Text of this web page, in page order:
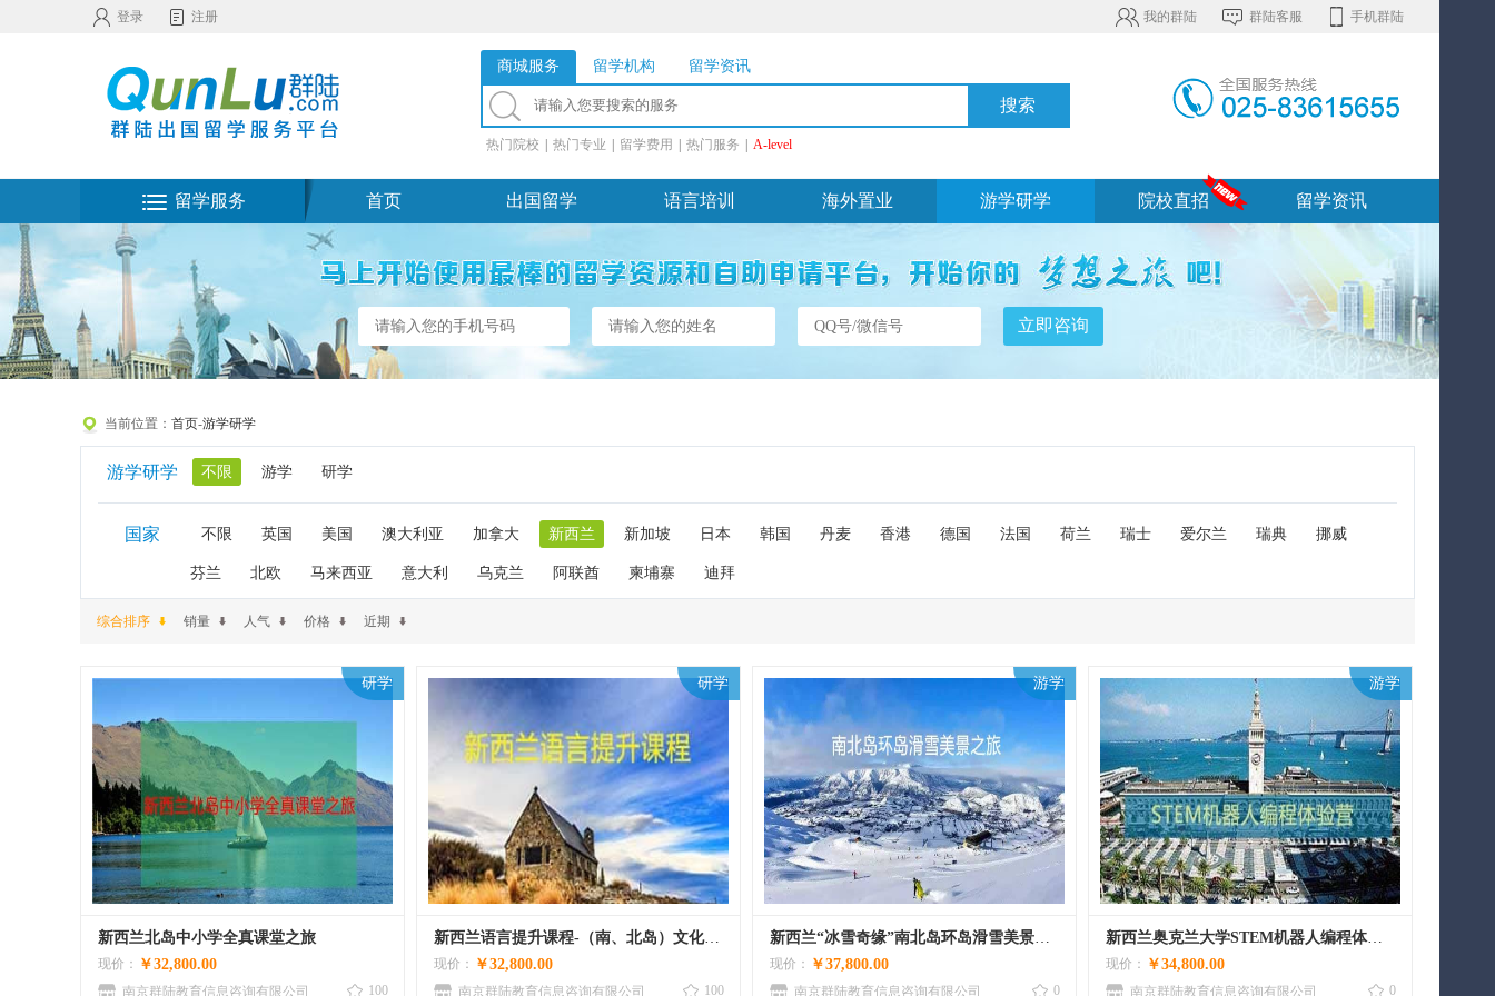
登录 注册 我的群陆 群陆客服 手机群陆
商城服务 留学机构 留学资讯
热门院校 热门专业 留学费用 热门服务 A-level
留学服务 首页 出国留学 语言培训 海外置业 游学研学 院校直招 留学资讯
当前位置： 首页-游学研学
游学研学 不限 游学 研学
国家 不限 英国 美国 澳大利亚 加拿大 新西兰 新加坡 日本 韩国 丹麦 香港 德国 法国 荷兰 瑞士 爱尔兰 瑞典 挪威
芬兰 北欧 马来西亚 意大利 乌克兰 阿联酋 柬埔寨 迪拜
综合排序 销量 人气 价格 近期
研学
新西兰北岛中小学全真课堂之旅
现价： ￥32,800.00
南京群陆教育信息咨询有限公司 100
研学
新西兰语言提升课程-（南、北岛）文化深度体验营
现价： ￥32,800.00
南京群陆教育信息咨询有限公司 100
游学
新西兰“冰雪奇缘”南北岛环岛滑雪美景之旅
现价： ￥37,800.00
南京群陆教育信息咨询有限公司 0
游学
新西兰奥克兰大学STEM机器人编程体验营
现价： ￥34,800.00
南京群陆教育信息咨询有限公司 0